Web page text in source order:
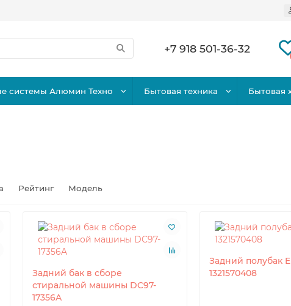
+7 918 501-36-32
системы Алюмин Техно Бытовая техника Бытовая
Рейтинг Модель
Задний бак в сборе
стиральной машины DC97-
17356A
Задний полубак
1321570408